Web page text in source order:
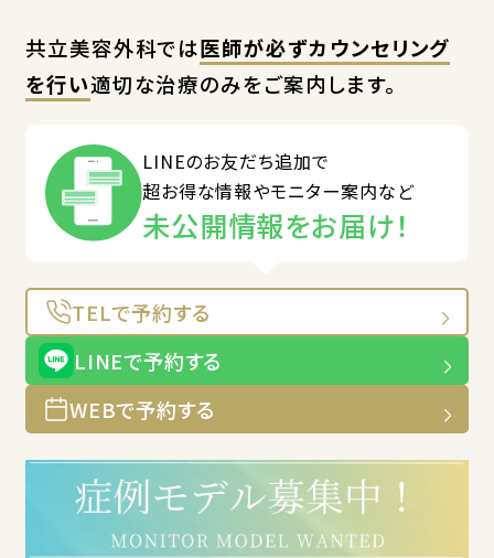
共立美容外科では医師が必ずカウンセリング
を行い適切な治療のみをご案内します。
LINEのお友だち追加で
超お得な情報やモニター案内など
未公開情報をお届け！
TELで予約する
LINEで予約する
WEBで予約する